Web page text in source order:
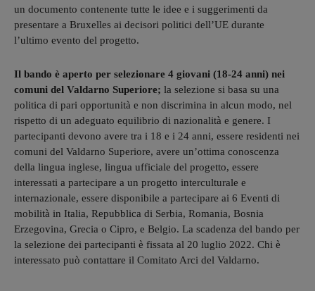
un documento contenente tutte le idee e i suggerimenti da
presentare a Bruxelles ai decisori politici dell’UE durante
l’ultimo evento del progetto.
Il bando è aperto per selezionare 4 giovani (18-24 anni) nei
comuni del Valdarno Superiore; la selezione si basa su una
politica di pari opportunità e non discrimina in alcun modo, nel
rispetto di un adeguato equilibrio di nazionalità e genere. I
partecipanti devono avere tra i 18 e i 24 anni, essere residenti nei
comuni del Valdarno Superiore, avere un’ottima conoscenza
della lingua inglese, lingua ufficiale del progetto, essere
interessati a partecipare a un progetto interculturale e
internazionale, essere disponibile a partecipare ai 6 Eventi di
mobilità in Italia, Repubblica di Serbia, Romania, Bosnia
Erzegovina, Grecia o Cipro, e Belgio. La scadenza del bando per
la selezione dei partecipanti è fissata al 20 luglio 2022. Chi è
interessato può contattare il Comitato Arci del Valdarno.